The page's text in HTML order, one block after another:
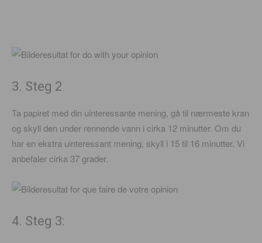
3. Steg 2
Ta papiret med din uinteressante mening, gå til nærmeste kran
og skyll den under rennende vann i cirka 12 minutter. Om du
har en ekstra uinteressant mening, skyll i 15 til 16 minutter. Vi
anbefaler cirka 37 grader.
4. Steg 3: